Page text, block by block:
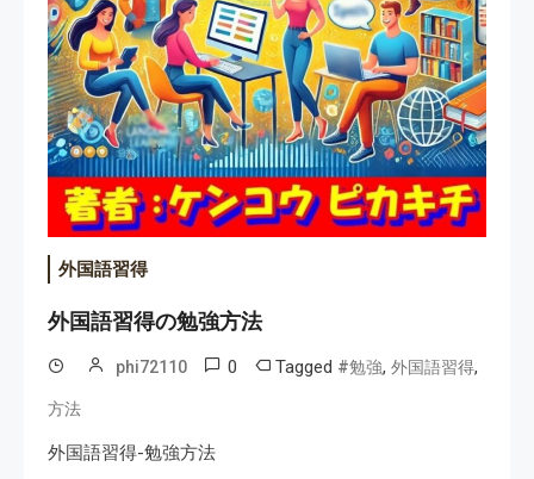
外国語習得
外国語習得の勉強方法
phi72110 0 Tagged #勉強, 外国語習得,
方法
外国語習得-勉強方法